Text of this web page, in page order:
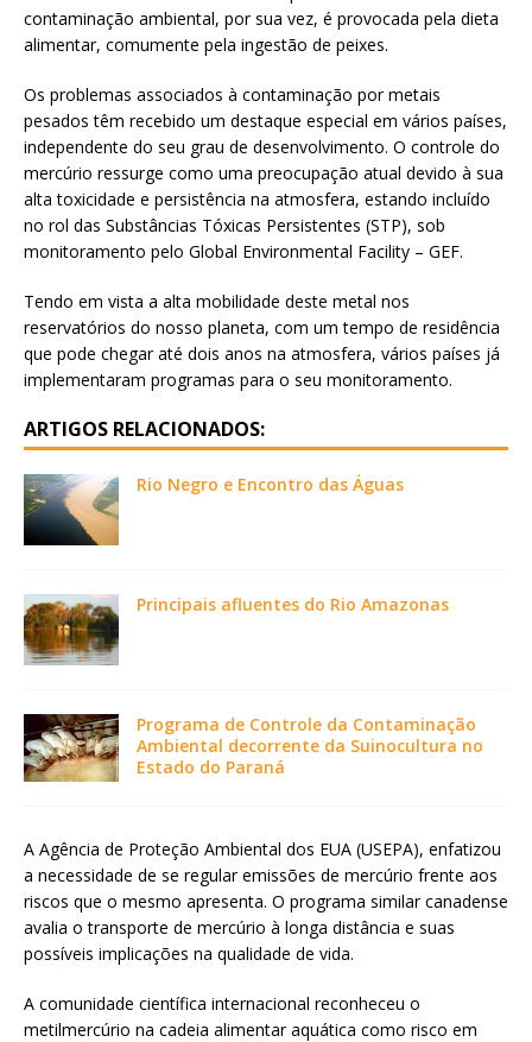
contaminação ambiental, por sua vez, é provocada pela dieta
alimentar, comumente pela ingestão de peixes.
Os problemas associados à contaminação por metais
pesados têm recebido um destaque especial em vários países,
independente do seu grau de desenvolvimento. O controle do
mercúrio ressurge como uma preocupação atual devido à sua
alta toxicidade e persistência na atmosfera, estando incluído
no rol das Substâncias Tóxicas Persistentes (STP), sob
monitoramento pelo Global Environmental Facility – GEF.
Tendo em vista a alta mobilidade deste metal nos
reservatórios do nosso planeta, com um tempo de residência
que pode chegar até dois anos na atmosfera, vários países já
implementaram programas para o seu monitoramento.
ARTIGOS RELACIONADOS:
Rio Negro e Encontro das Águas
Principais afluentes do Rio Amazonas
Programa de Controle da Contaminação
Ambiental decorrente da Suinocultura no
Estado do Paraná
A Agência de Proteção Ambiental dos EUA (USEPA), enfatizou
a necessidade de se regular emissões de mercúrio frente aos
riscos que o mesmo apresenta. O programa similar canadense
avalia o transporte de mercúrio à longa distância e suas
possíveis implicações na qualidade de vida.
A comunidade científica internacional reconheceu o
metilmercúrio na cadeia alimentar aquática como risco em